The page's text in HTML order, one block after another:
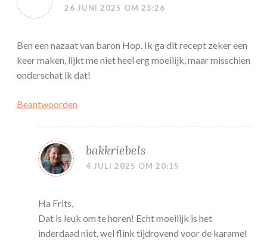
26 JUNI 2025 OM 23:26
Ben een nazaat van baron Hop. Ik ga dit recept zeker een
keer maken, lijkt me niet heel erg moeilijk, maar misschien
onderschat ik dat!
Beantwoorden
bakkriebels
4 JULI 2025 OM 20:15
Ha Frits,
Dat is leuk om te horen! Echt moeilijk is het
inderdaad niet, wel flink tijdrovend voor de karamel